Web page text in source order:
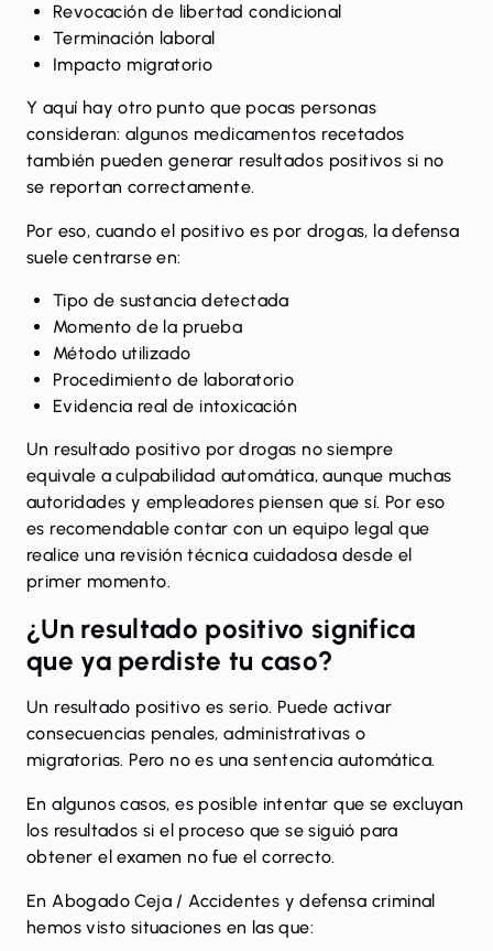
Revocación de libertad condicional
Terminación laboral
Impacto migratorio
Y aquí hay otro punto que pocas personas
consideran: algunos medicamentos recetados
también pueden generar resultados positivos si no
se reportan correctamente.
Por eso, cuando el positivo es por drogas, la defensa
suele centrarse en:
Tipo de sustancia detectada
Momento de la prueba
Método utilizado
Procedimiento de laboratorio
Evidencia real de intoxicación
Un resultado positivo por drogas no siempre
equivale a culpabilidad automática, aunque muchas
autoridades y empleadores piensen que sí. Por eso
es recomendable contar con un equipo legal que
realice una revisión técnica cuidadosa desde el
primer momento.
¿Un resultado positivo significa
que ya perdiste tu caso?
Un resultado positivo es serio. Puede activar
consecuencias penales, administrativas o
migratorias. Pero no es una sentencia automática.
En algunos casos, es posible intentar que se excluyan
los resultados si el proceso que se siguió para
obtener el examen no fue el correcto.
En Abogado Ceja / Accidentes y defensa criminal
hemos visto situaciones en las que: